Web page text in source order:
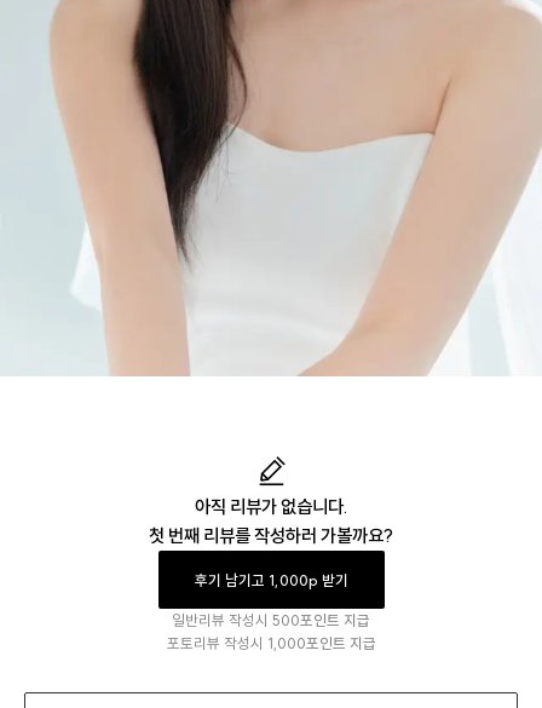
아직 리뷰가 없습니다.
첫 번째 리뷰를 작성하러 가볼까요?
후기 남기고 1,000p 받기
일반리뷰 작성시 500포인트 지급
포토리뷰 작성시 1,000포인트 지급